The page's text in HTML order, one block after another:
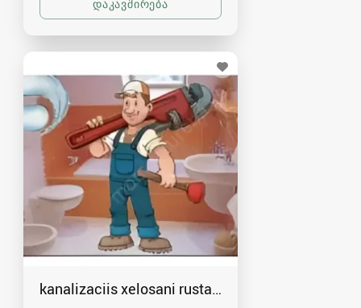
kanalizaciis xelosani rustavshi - 591 00 46 80